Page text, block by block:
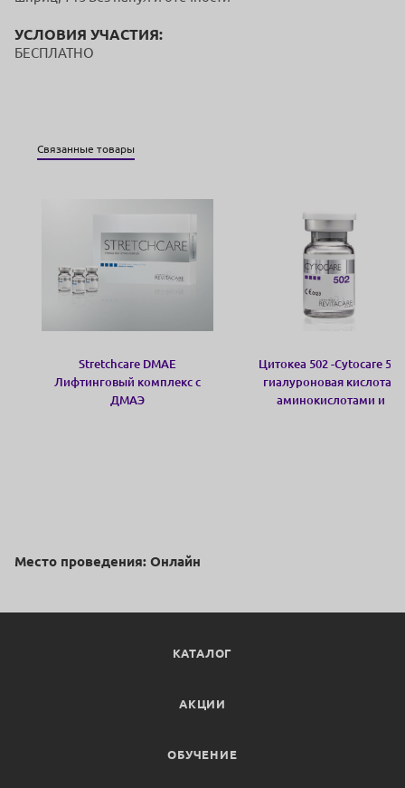
УСЛОВИЯ УЧАСТИЯ:
БЕСПЛАТНО
Связанные товары
Stretchcare DMAE
Лифтинговый комплекс с
ДМАЭ
Цитокеа 502 -Cytocare 502
гиалуроновая кислота с
аминокислотами и
Место проведения: Онлайн
КАТАЛОГ
АКЦИИ
ОБУЧЕНИЕ